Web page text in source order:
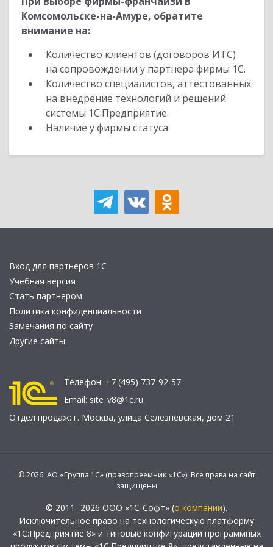
Комсомольске-на-Амуре, обратите
внимание на:
Количество клиентов (договоров ИТС)
на сопровождении у партнера фирмы 1С.
Количество специалистов, аттестованных
на внедрение технологий и решений
системы 1С:Предприятие.
Наличие у фирмы статуса
Вход для партнеров 1С
Учебная версия
Стать партнером
Политика конфиденциальности
Замечания по сайту
Другие сайты
Телефон: +7 (495) 737-92-57
Email: site_v8@1c.ru
Отдел продаж: г. Москва, улица Селезнёвская, дом 21
© 2026 АО «Группа 1С» (правопреемник «1С»). Все права на сайт
защищены
© 2011- 2026 ООО «1С-Софт» (о компании).
Исключительное право на технологическую платформу
«1С:Предприятие 8» и типовые конфигурации программных